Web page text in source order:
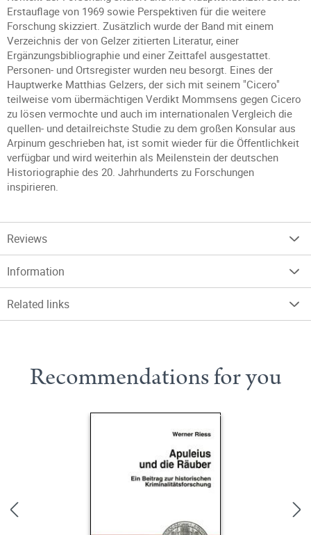
Erstauflage von 1969 sowie Perspektiven für die weitere
Forschung skizziert. Zusätzlich wurde der Band mit einem
Verzeichnis der von Gelzer zitierten Literatur, einer
Ergänzungsbibliographie und einer Zeittafel ausgestattet.
Personen- und Ortsregister wurden neu besorgt. Eines der
Hauptwerke Matthias Gelzers, der sich mit seinem "Cicero"
teilweise vom übermächtigen Verdikt Mommsens gegen Cicero
zu lösen vermochte und auch im internationalen Vergleich die
quellen- und detailreichste Studie zu dem großen Konsular aus
Arpinum geschrieben hat, ist somit wieder für die Öffentlichkeit
verfügbar und wird weiterhin als Meilenstein der deutschen
Historiographie des 20. Jahrhunderts zu Forschungen
inspirieren.
Reviews
Information
Related links
Recommendations for you